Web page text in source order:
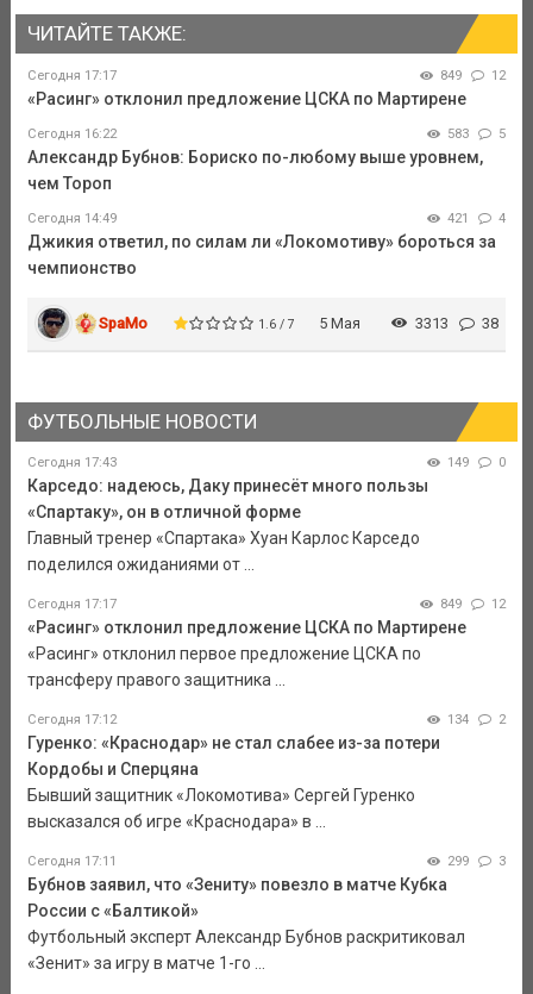
ЧИТАЙТЕ ТАКЖЕ:
Сегодня 17:17 849 12
«Расинг» отклонил предложение ЦСКА по Мартирене
Сегодня 16:22 583 5
Александр Бубнов: Бориско по-любому выше уровнем,
чем Тороп
Сегодня 14:49 421 4
Джикия ответил, по силам ли «Локомотиву» бороться за
чемпионство
SpaMo 1.6 / 7 5 Мая 3313 38
ФУТБОЛЬНЫЕ НОВОСТИ
Сегодня 17:43 149 0
Карседо: надеюсь, Даку принесёт много пользы
«Спартаку», он в отличной форме
Главный тренер «Спартака» Хуан Карлос Карседо
поделился ожиданиями от ...
Сегодня 17:17 849 12
«Расинг» отклонил предложение ЦСКА по Мартирене
«Расинг» отклонил первое предложение ЦСКА по
трансферу правого защитника ...
Сегодня 17:12 134 2
Гуренко: «Краснодар» не стал слабее из-за потери
Кордобы и Сперцяна
Бывший защитник «Локомотива» Сергей Гуренко
высказался об игре «Краснодара» в ...
Сегодня 17:11 299 3
Бубнов заявил, что «Зениту» повезло в матче Кубка
России с «Балтикой»
Футбольный эксперт Александр Бубнов раскритиковал
«Зенит» за игру в матче 1-го ...